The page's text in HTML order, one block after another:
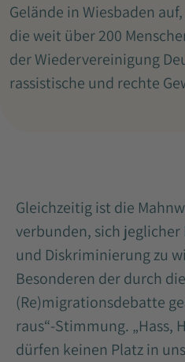
Gelände in Wiesbaden
die weit über 200
der Wiedervereinigung
rassistische und rechte
Gleichzeitig ist die
verbunden, sich jeglicher
und Diskriminierung zu
Besonderen der durch die
(Re)migrationsdebatte
raus“-Stimmung. „Hass,
dürfen keinen Platz in